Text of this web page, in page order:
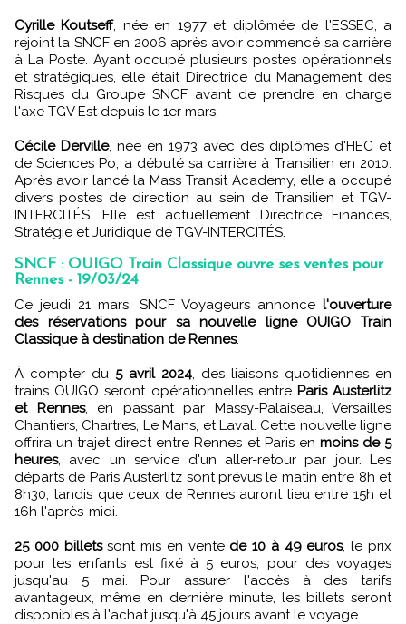
Cyrille Koutseff, née en 1977 et diplômée de l'ESSEC, a
rejoint la SNCF en 2006 après avoir commencé sa carrière
à La Poste. Ayant occupé plusieurs postes opérationnels
et stratégiques, elle était Directrice du Management des
Risques du Groupe SNCF avant de prendre en charge
l'axe TGV Est depuis le 1er mars.
Cécile Derville, née en 1973 avec des diplômes d'HEC et
de Sciences Po, a débuté sa carrière à Transilien en 2010.
Après avoir lancé la Mass Transit Academy, elle a occupé
divers postes de direction au sein de Transilien et TGV-
INTERCITÉS. Elle est actuellement Directrice Finances,
Stratégie et Juridique de TGV-INTERCITÉS.
SNCF : OUIGO Train Classique ouvre ses ventes pour
Rennes - 19/03/24
Ce jeudi 21 mars, SNCF Voyageurs annonce l'ouverture
des réservations pour sa nouvelle ligne OUIGO Train
Classique à destination de Rennes.
À compter du 5 avril 2024, des liaisons quotidiennes en
trains OUIGO seront opérationnelles entre Paris Austerlitz
et Rennes, en passant par Massy-Palaiseau, Versailles
Chantiers, Chartres, Le Mans, et Laval. Cette nouvelle ligne
offrira un trajet direct entre Rennes et Paris en moins de 5
heures, avec un service d'un aller-retour par jour. Les
départs de Paris Austerlitz sont prévus le matin entre 8h et
8h30, tandis que ceux de Rennes auront lieu entre 15h et
16h l'après-midi.
25 000 billetssont mis en vente de 10 à 49 euros, le prix
pour les enfants est fixé à 5 euros, pour des voyages
jusqu'au 5 mai. Pour assurer l'accès à des tarifs
avantageux, même en dernière minute, les billets seront
disponibles à l'achat jusqu'à 45 jours avant le voyage.